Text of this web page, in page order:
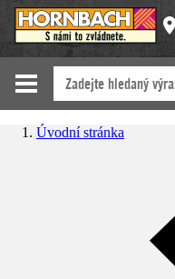
Úvodní stránka